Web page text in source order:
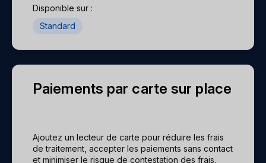
Disponible sur :
Standard
Paiements par carte sur place
Ajoutez un lecteur de carte pour réduire les frais
de traitement, accepter les paiements sans contact
et minimiser le risque de contestation des frais.